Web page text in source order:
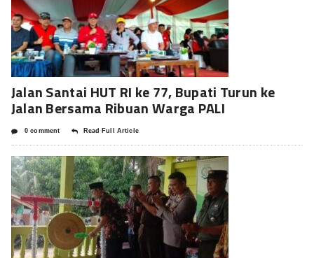
Jalan Santai HUT RI ke 77, Bupati Turun ke
Jalan Bersama Ribuan Warga PALI
0 comment Read Full Article